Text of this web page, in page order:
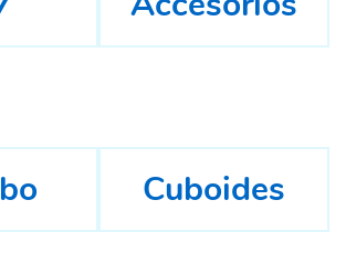
Cuboides